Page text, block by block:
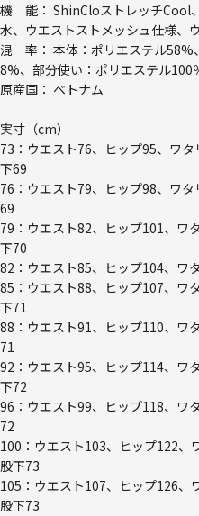
機 能： ShinCloストレッチCool
水、ウエストストメッシュ仕様、
混 率： 本体：ポリエステル58%
8%、部分使い：ポリエステル100
原産国： ベトナム
実寸（cm）
73：ウエスト76、ヒップ95、ワ
下69
76：ウエスト79、ヒップ98、ワ
69
79：ウエスト82、ヒップ101、ワ
下70
82：ウエスト85、ヒップ104、ワ
85：ウエスト88、ヒップ107、ワ
下71
88：ウエスト91、ヒップ110、ワ
71
92：ウエスト95、ヒップ114、ワ
下72
96：ウエスト99、ヒップ118、ワ
72
100：ウエスト103、ヒップ122、
股下73
105：ウエスト107、ヒップ126、
股下73